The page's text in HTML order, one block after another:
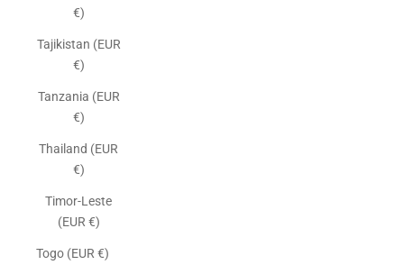
€)
Tajikistan (EUR
€)
Tanzania (EUR
€)
Thailand (EUR
€)
Timor-Leste
(EUR €)
Togo (EUR €)